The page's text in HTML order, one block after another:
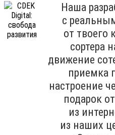
Наша
с
от твоего
сортера
движение
приемка
настроение
подарок
из
из наших